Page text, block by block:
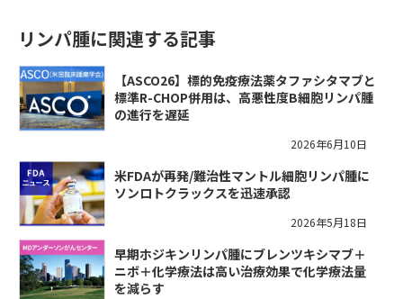
リンパ腫に関連する記事
【ASCO26】標的免疫療法薬タファシタマブと
標準R-CHOP併用は、高悪性度B細胞リンパ腫
の進行を遅延
2026年6月10日
米FDAが再発/難治性マントル細胞リンパ腫に
ソンロトクラックスを迅速承認
2026年5月18日
早期ホジキンリンパ腫にブレンツキシマブ＋
ニボ＋化学療法は高い治療効果で化学療法量
を減らす